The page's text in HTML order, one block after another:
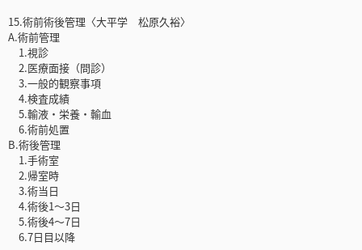
15.術前術後管理〈大平学 松原久裕〉
A.術前管理
1.視診
2.医療面接（問診）
3.一般的観察事項
4.検査成績
5.輸液・栄養・輸血
6.術前処置
B.術後管理
1.手術室
2.帰室時
3.術当日
4.術後1～3日
5.術後4～7日
6.7日目以降